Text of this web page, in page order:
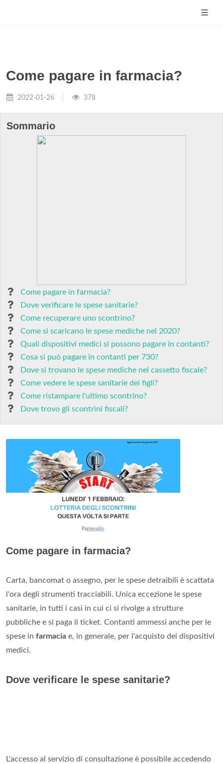
Come pagare in farmacia?
2022-01-26 378
Sommario
Come pagare in farmacia?
Dove verificare le spese sanitarie?
Come recuperare uno scontrino?
Come si scaricano le spese mediche nel 2020?
Quali dispositivi medici si possono pagare in contanti?
Cosa si può pagare in contanti per 730?
Dove si trovano le spese mediche nel cassetto fiscale?
Come vedere le spese sanitarie dei figli?
Come ristampare l'ultimo scontrino?
Dove trovo gli scontrini fiscali?
Come pagare in farmacia?
Carta, bancomat o assegno, per le spese detraibili è scattata
l'ora degli strumenti tracciabili. Unica eccezione le spese
sanitarie, in tutti i casi in cui ci si rivolge a strutture
pubbliche e si paga il ticket. Contanti ammessi anche per le
spese in farmacia e, in generale, per l'acquisto dei dispositivi
medici.
Dove verificare le spese sanitarie?
L'accesso al servizio di consultazione è possibile accedendo